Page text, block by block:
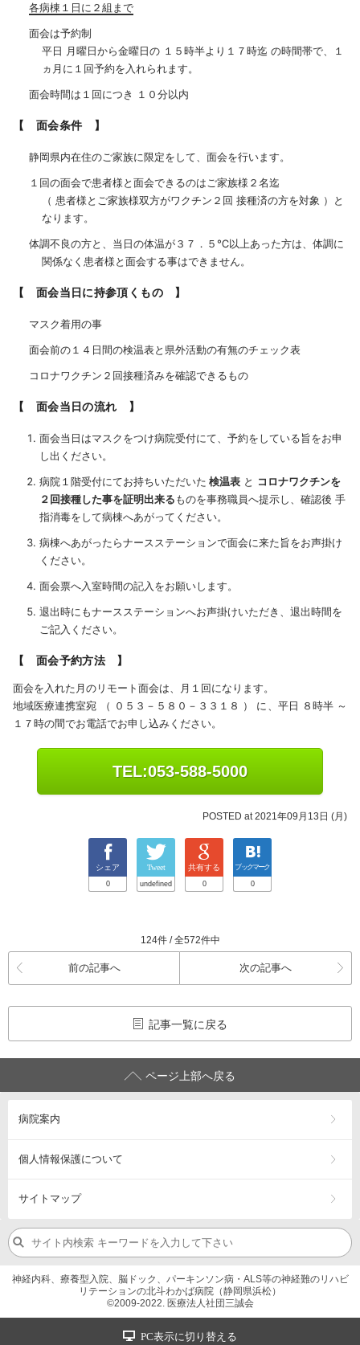
各病棟１日に２組まで
面会は予約制
平日 月曜日から金曜日の １５時半より１７時迄 の時間帯で、１
ヵ月に１回予約を入れられます。
面会時間は１回につき １０分以内
【 面会条件 】
静岡県内在住のご家族に限定をして、面会を行います。
１回の面会で患者様と面会できるのはご家族様２名迄
（ 患者様とご家族様双方がワクチン２回 接種済の方を対象 ）と
なります。
体調不良の方と、当日の体温が３７．５℃以上あった方は、体調に
関係なく患者様と面会する事はできません。
【 面会当日に持参頂くもの 】
マスク着用の事
面会前の１４日間の検温表と県外活動の有無のチェック表
コロナワクチン２回接種済みを確認できるもの
【 面会当日の流れ 】
面会当日はマスクをつけ病院受付にて、予約をしている旨をお申
し出ください。
病院１階受付にてお持ちいただいた 検温表と コロナワクチンを
２回接種した事を証明出来るものを事務職員へ提示し、確認後 手
指消毒をして病棟へあがってください。
病棟へあがったらナースステーションで面会に来た旨をお声掛け
ください。
面会票へ入室時間の記入をお願いします。
退出時にもナースステーションへお声掛けいただき、退出時間を
ご記入ください。
【 面会予約方法 】
面会を入れた月のリモート面会は、月１回になります。
地域医療連携室宛 （ ０５３－５８０－３３１８ ） に、平日 ８時半 ～
１７時の間でお電話でお申し込みください。
TEL:053-588-5000
POSTED at 2021年09月13日 (月)
シェア
0
Tweet
undefined
共有する
0
ブックマーク
0
124件 / 全572件中
前の記事へ 次の記事へ
記事一覧に戻る
ページ上部へ戻る
病院案内
個人情報保護について
サイトマップ
神経内科、療養型入院、脳ドック、パーキンソン病・ALS等の神経難のリハビ
リテーションの北斗わかば病院（静岡県浜松）
©2009-2022. 医療法人社団三誠会
PC表示に切り替える